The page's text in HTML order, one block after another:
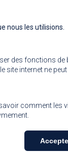
Contact
nous les utilisions.
des fonctions
site internet ne
comment les